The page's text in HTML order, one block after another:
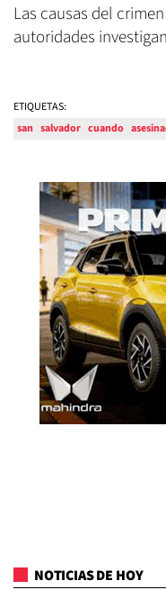
Las causas del
autoridades
ETIQUETAS:
san salvador cuando
NOTICIAS DE HOY